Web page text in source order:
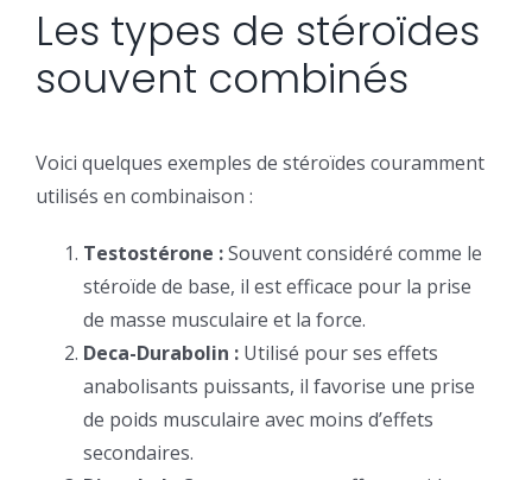
Les types de stéroïdes
souvent combinés
Voici quelques exemples de stéroïdes couramment
utilisés en combinaison :
Testostérone :Souvent considéré comme le
stéroïde de base, il est efficace pour la prise
de masse musculaire et la force.
Deca-Durabolin : Utilisé pour ses effets
anabolisants puissants, il favorise une prise
de poids musculaire avec moins d’effets
secondaires.